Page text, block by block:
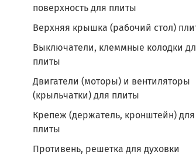
поверхность для плиты
Верхняя крышка (рабочий стол)
Выключатели, клеммные колодки
плиты
Двигатели (моторы) и вентиляторы
(крыльчатки) для плиты
Крепеж (держатель, кронштейн) для
плиты
Противень, решетка для духовки